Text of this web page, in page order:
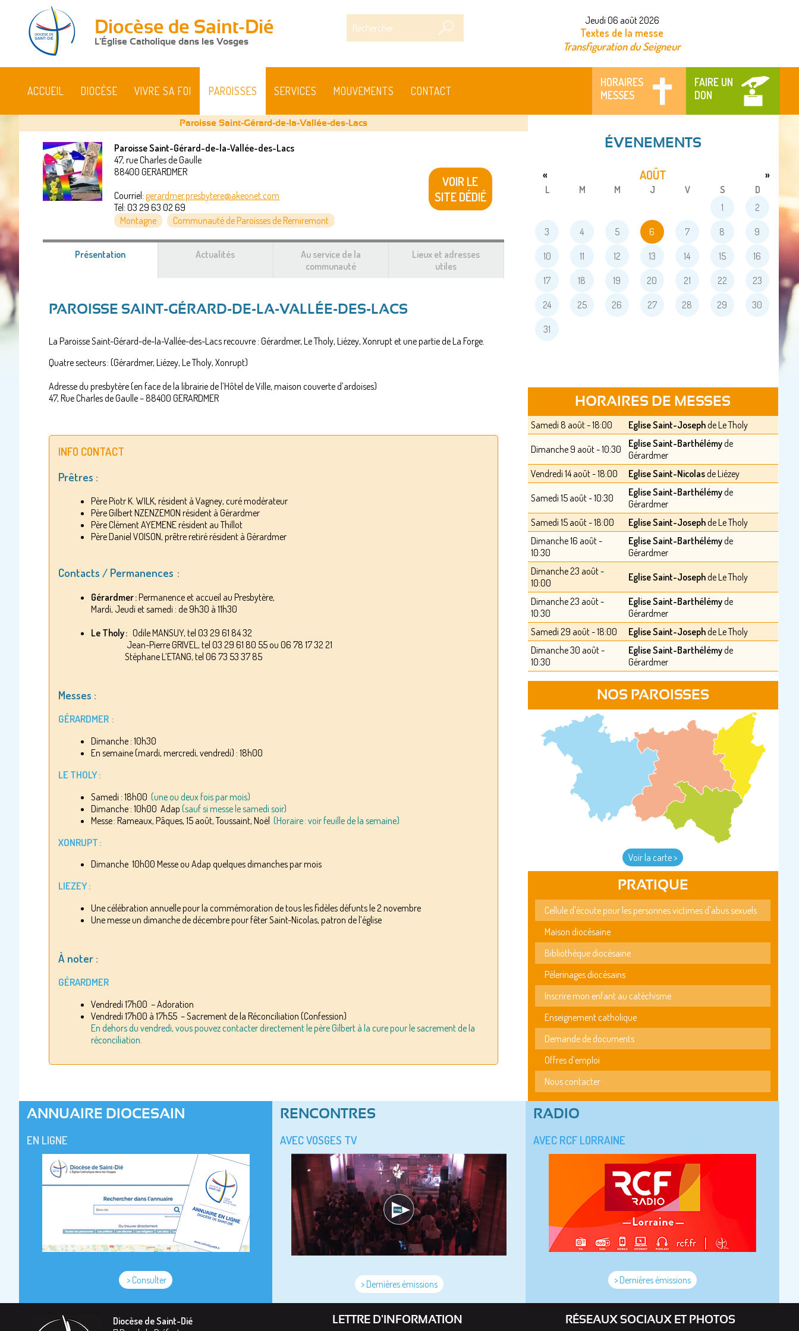
Diocèse de Saint-Dié
L'Église Catholique dans les Vosges
Jeudi 06 août 2026
Textes de la messe
Transfiguration du Seigneur
HORAIRES
MESSES
FAIRE UN
DON
ACCUEIL DIOCÈSE VIVRE SA FOI PAROISSES SERVICES MOUVEMENTS CONTACT
Vous
êtes
Paroisse Saint-Gérard-de-la-Vallée-des-Lacs
Paroisse Saint-Gérard-de-la-Vallée-des-Lacs
47, rue Charles de Gaulle
88400 GERARDMER
Courriel: gerardmer.presbytere@akeonet.com
Tél: 03 29 63 02 69
Montagne
Communauté de Paroisses de Remiremont
VOIR LE
SITE DÉDIÉ
Présentation(onglet
Actualités
Au service de la
communauté
Lieux et adresses
utiles
PAROISSE SAINT-GÉRARD-DE-LA-VALLÉE-DES-LACS
La Paroisse Saint-Gérard-de-la-Vallée-des-Lacs recouvre : Gérardmer, Le Tholy, Liézey, Xonrupt et une partie de La Forge.
Quatre secteurs : (Gérardmer, Liézey, Le Tholy, Xonrupt)
Adresse du presbytère (en face de la librairie de l’Hôtel de Ville, maison couverte d’ardoises)
47, Rue Charles de Gaulle – 88400 GERARDMER
INFO CONTACT
Prêtres :
Père Piotr K. WILK, résident à Vagney, curé modérateur
Père Gilbert NZENZEMON résident à Gérardmer
Père Clément AYEMENE résident au Thillot
Père Daniel VOISON, prêtre retiré résident à Gérardmer
Contacts / Permanences :
Gérardmer :Permanence et accueil au Presbytère,
Mardi, Jeudi et samedi : de 9h30 à 11h30
Le Tholy : Odile MANSUY, tel 03 29 61 84 32
Jean-Pierre GRIVEL, tel 03 29 61 80 55 ou 06 78 17 32 21
Stéphane L’ETANG, tel 06 73 53 37 85
Messes :
GÉRARDMER :
Dimanche : 10h30
En semaine (mardi, mercredi, vendredi) : 18h00
LE THOLY :
Samedi : 18h00 (une ou deux fois par mois)
Dimanche : 10h00 Adap (sauf si messe le samedi soir)
Messe : Rameaux, Pâques, 15 août, Toussaint, Noël (Horaire : voir feuille de la semaine)
XONRUPT :
Dimanche 10h00 Messe ou Adap quelques dimanches par mois
LIEZEY :
Une célébration annuelle pour la commémoration de tous les fidèles défunts le 2 novembre
Une messe un dimanche de décembre pour fêter Saint-Nicolas, patron de l’église
À noter :
GÉRARDMER
Vendredi 17h00 – Adoration
Vendredi 17h00 à 17h55 – Sacrement de la Réconciliation (Confession)
En dehors du vendredi, vous pouvez contacter directement le père Gilbert à la cure pour le sacrement de la
réconciliation.
ÉVENEMENTS
AOÛT
« »
L M M J V S
D
1
2
3 4 5 6 7 8 9
10 11 12 13 14 15 16
17 18 19 20 21 22 23
24 25 26 27 28 29 30
31
HORAIRES DE MESSES
Samedi 8 août - 18:00 Eglise Saint-Josephde Le Tholy
Dimanche 9 août - 10:30 Eglise Saint-Barthélémyde
Gérardmer
Vendredi 14 août - 18:00
Eglise Saint-Nicolasde Liézey
Samedi 15 août - 10:30 Eglise Saint-Barthélémyde
Gérardmer
Samedi 15 août - 18:00
Eglise Saint-Josephde Le Tholy
Dimanche 16 août -
10:30
Eglise Saint-Barthélémyde
Gérardmer
Dimanche 23 août -
10:00
Eglise Saint-Josephde Le Tholy
Dimanche 23 août -
10:30
Eglise Saint-Barthélémyde
Gérardmer
Samedi 29 août - 18:00
Eglise Saint-Josephde Le Tholy
Dimanche 30 août -
10:30
Eglise Saint-Barthélémyde
Gérardmer
NOS PAROISSES
Voir la carte >
PRATIQUE
Cellule d'écoute pour les personnes victimes d'abus sexuels
Maison diocésaine
Bibliothèque diocésaine
Pèlerinages diocésains
Inscrire mon enfant au catéchisme
Enseignement catholique
Demande de documents
Offres d'emploi
Nous contacter
ANNUAIRE DIOCESAIN
EN LIGNE
> Consulter
RENCONTRES
AVEC VOSGES TV
> Dernières émissions
RADIO
AVEC RCF LORRAINE
> Dernières émissions
Diocèse de Saint-Dié
LETTRE D'INFORMATION RÉSEAUX SOCIAUX ET PHOTOS